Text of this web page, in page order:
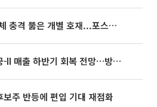
[증시키워드] 반도체 충격 뚫은 개별 호재...포스코퓨처엠·에코프로·한화솔루션 '눈길'
iM "LIG D&A, 천궁-II 매출 하반기 회복 전망…방산 톱픽 유지"
주 반등에 편입 기대 재점화